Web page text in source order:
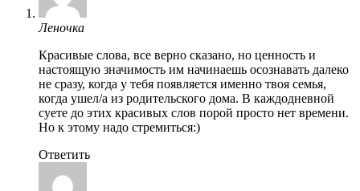
Леночка
Красивые слова, все верно сказано, но ценность и
настоящую значимость им начинаешь осознавать далеко
не сразу, когда у тебя появляется именно твоя семья,
когда ушел/а из родительского дома. В каждодневной
суете до этих красивых слов порой просто нет времени.
Но к этому надо стремиться:)
Ответить